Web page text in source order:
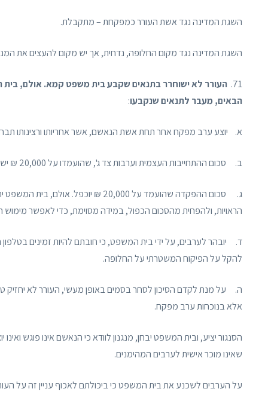
השגת המדינה נגד אשת העורר כמפקחת – מתקבלת.
השגת המדינה נגד מקום החלופה, נדחית, אך יש מקום להעצים את
71. העורר לא ישוחרר בתנאים שקבע בית משפט קמא. אולם,
הבאים, מעבר לתנאים שנקבעו:
א. יוצע ערב מפקח אחר תחת אשת הנאשם, אשר אחריותו ורצינותו
ב. סכום ההתחייבות העצמית וערבות צד ג', שהועמדו על 20,000 ₪ ישולש.
ג. סכום ההפקדה שהועמד על 20,000 ₪
הראויות, ולהפחית מהסכום הכפול, במידה מסוימת, כדי לאפשר
ד. יובהר לערבים, על ידי בית המשפט, כי חובתם להיות זמינים
להקל על הפיקוח המשטרתי על החלופה.
ה. על מנת לקדם הסיכון לסחר בסמים באופן מעשי, העורר לא יחזיק
אלא בנוכחות ערב מפקח.
הסנגור יציע, ובית המשפט יבחן, מנגנון לוודא כי הנאשם אינו פוגש
שאינו מוכר אישית לערבים המהימנים.
על הערבים לשכנע את בית המשפט כי ביכולתם לאכוף עניין זה על